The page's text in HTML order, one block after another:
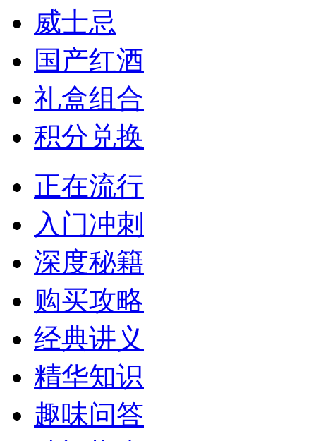
威士忌
国产红酒
礼盒组合
积分兑换
正在流行
入门冲刺
深度秘籍
购买攻略
经典讲义
精华知识
趣味问答